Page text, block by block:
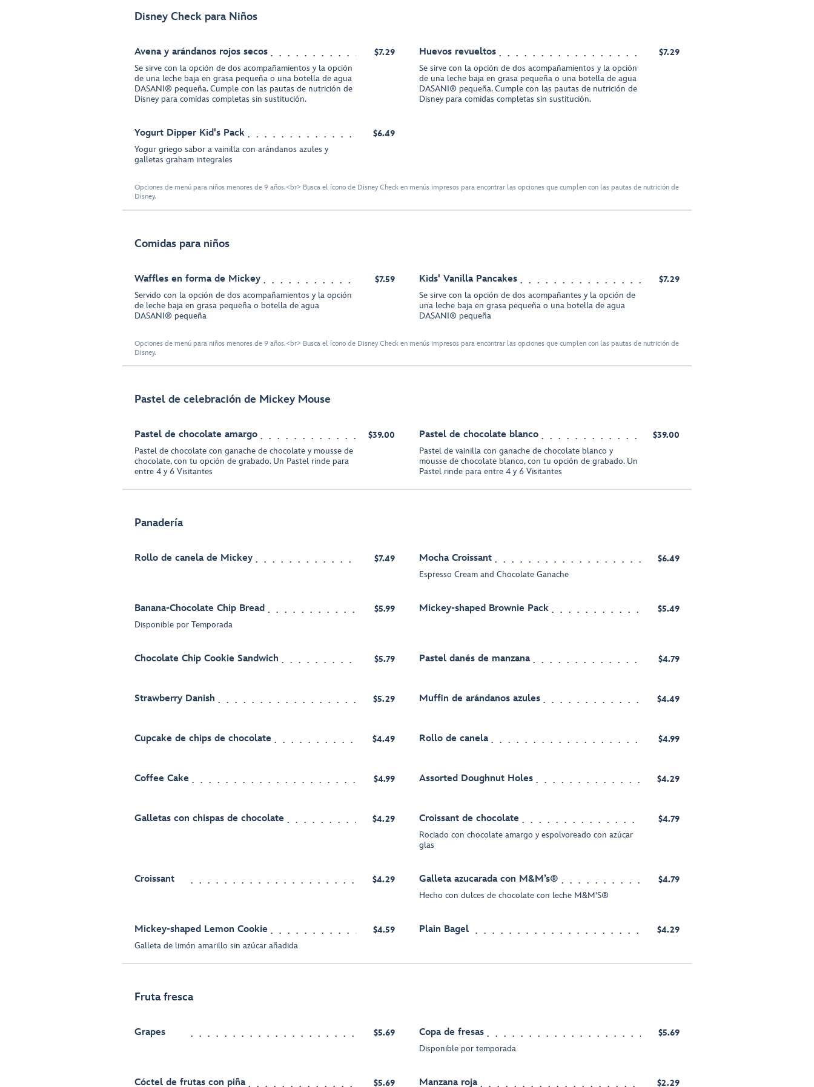
Disney Check para Niños
Avena y arándanos rojos secos
Se sirve con la opción de dos acompañamientos y la opción
de una leche baja en grasa pequeña o una botella de agua
DASANI® pequeña. Cumple con las pautas de nutrición de
Disney para comidas completas sin sustitución.
$7.29 Huevos revueltos
Se sirve con la opción de dos acompañamientos y la opción
de una leche baja en grasa pequeña o una botella de agua
DASANI® pequeña. Cumple con las pautas de nutrición de
Disney para comidas completas sin sustitución.
$7.29
Yogurt Dipper Kid's Pack
Yogur griego sabor a vainilla con arándanos azules y
galletas graham integrales
$6.49
Opciones de menú para niños menores de 9 años.<br> Busca el ícono de Disney Check en menús impresos para encontrar las opciones que cumplen con las pautas de nutrición de
Disney.
Comidas para niños
Waffles en forma de Mickey
Servido con la opción de dos acompañamientos y la opción
de leche baja en grasa pequeña o botella de agua
DASANI® pequeña
$7.59 Kids' Vanilla Pancakes
Se sirve con la opción de dos acompañantes y la opción de
una leche baja en grasa pequeña o una botella de agua
DASANI®️ pequeña
$7.29
Opciones de menú para niños menores de 9 años.<br> Busca el ícono de Disney Check en menús impresos para encontrar las opciones que cumplen con las pautas de nutrición de
Disney.
Pastel de celebración de Mickey Mouse
Pastel de chocolate amargo
Pastel de chocolate con ganache de chocolate y mousse de
chocolate, con tu opción de grabado. Un Pastel rinde para
entre 4 y 6 Visitantes
$39.00 Pastel de chocolate blanco
Pastel de vainilla con ganache de chocolate blanco y
mousse de chocolate blanco, con tu opción de grabado. Un
Pastel rinde para entre 4 y 6 Visitantes
$39.00
Panadería
Rollo de canela de Mickey $7.49 Mocha Croissant
Espresso Cream and Chocolate Ganache
$6.49
Banana-Chocolate Chip Bread
Disponible por Temporada
$5.99 Mickey-shaped Brownie Pack $5.49
Chocolate Chip Cookie Sandwich $5.79 Pastel danés de manzana $4.79
Strawberry Danish $5.29 Muffin de arándanos azules $4.49
Cupcake de chips de chocolate $4.49 Rollo de canela $4.99
Coffee Cake $4.99 Assorted Doughnut Holes $4.29
Galletas con chispas de chocolate $4.29 Croissant de chocolate
Rociado con chocolate amargo y espolvoreado con azúcar
glas
$4.79
Croissant $4.29 Galleta azucarada con M&M’s®
Hecho con dulces de chocolate con leche M&M'S®
$4.79
Mickey-shaped Lemon Cookie
Galleta de limón amarillo sin azúcar añadida
$4.59 Plain Bagel $4.29
Fruta fresca
Grapes $5.69 Copa de fresas
Disponible por temporada
$5.69
Cóctel de frutas con piña $5.69 Manzana roja $2.29